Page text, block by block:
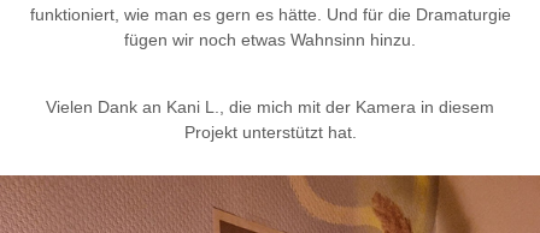
funktioniert, wie man es gern es hätte. Und für die Dramaturgie
fügen wir noch etwas Wahnsinn hinzu.
Vielen Dank an Kani L., die mich mit der Kamera in diesem
Projekt unterstützt hat.